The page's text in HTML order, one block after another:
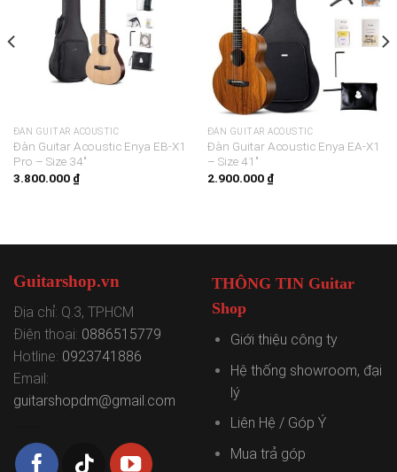
ĐÀN GUITAR ACOUSTIC
Đàn Guitar Acoustic Enya EB-X1
Pro – Size 34″
3.800.000 ₫
ĐÀN GUITAR ACOUSTIC
Đàn Guitar Acoustic Enya EA-X1
– Size 41″
2.900.000 ₫
Guitarshop.vn
Địa chỉ: Q.3, TPHCM
Điện thoại: 0886515779
Hotline: 0923741886
Email:
guitarshopdm@gmail.com
THÔNG TIN Guitar
Shop
Giới thiệu công ty
Hệ thống showroom, đại
lý
Liên Hệ / Góp Ý
Mua trả góp